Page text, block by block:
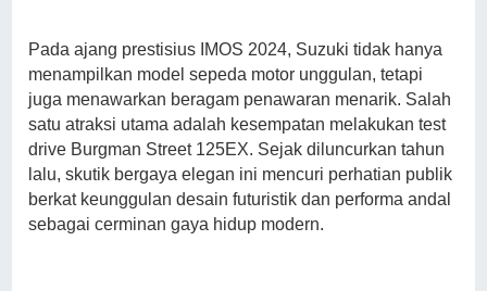
Pada ajang prestisius IMOS 2024, Suzuki tidak hanya
menampilkan model sepeda motor unggulan, tetapi
juga menawarkan beragam penawaran menarik. Salah
satu atraksi utama adalah kesempatan melakukan test
drive Burgman Street 125EX. Sejak diluncurkan tahun
lalu, skutik bergaya elegan ini mencuri perhatian publik
berkat keunggulan desain futuristik dan performa andal
sebagai cerminan gaya hidup modern.